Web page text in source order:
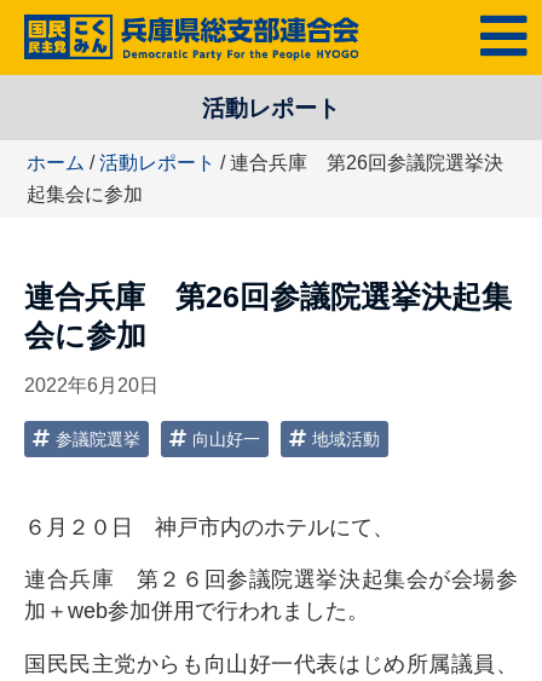
テ
ツ
MENU
活動レポート
ホーム /活動レポート / 連合兵庫 第26回参議院選挙決
起集会に参加
連合兵庫 第26回参議院選挙決起集
会に参加
2022年6月20日
参議院選挙 向山好一 地域活動
６月２０日 神戸市内のホテルにて、
連合兵庫 第２６回参議院選挙決起集会が会場参
加＋web参加併用で行われました。
国民民主党からも向山好一代表はじめ所属議員、